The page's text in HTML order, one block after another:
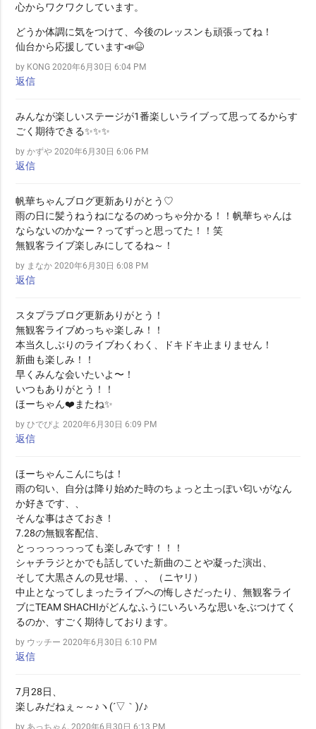
心からワクワクしています。
どうか体調に気をつけて、今後のレッスンも頑張ってね！
仙台から応援しています📣😆
by KONG 2020年6月30日 6:04 PM
返信
みんなが楽しいステージが1番楽しいライブって思ってるからす
ごく期待できる✨✨✨
by かずや 2020年6月30日 6:06 PM
返信
帆華ちゃんブログ更新ありがとう♡
雨の日に髪うねうねになるのめっちゃ分かる！！帆華ちゃんは
ならないのかなー？ってずっと思ってた！！笑
無観客ライブ楽しみにしてるね～！
by まなか 2020年6月30日 6:08 PM
返信
スタプラブログ更新ありがとう！
無観客ライブめっちゃ楽しみ！！
本当久しぶりのライブわくわく、ドキドキ止まりません！
新曲も楽しみ！！
早くみんな会いたいよ〜！
いつもありがとう！！
ほーちゃん❤️またね✨
by ひでぴよ 2020年6月30日 6:09 PM
返信
ほーちゃんこんにちは！
雨の匂い、自分は降り始めた時のちょっと土っぽい匂いがなん
か好きです、、
そんな事はさておき！
7.28の無観客配信、
とっっっっっっても楽しみです！！！
シャチラジとかでも話していた新曲のことや凝った演出、
そして大黒さんの見せ場、、、（ニヤリ）
中止となってしまったライブへの悔しさだったり、無観客ライ
ブにTEAM SHACHIがどんなふうにいろいろな思いをぶつけてく
るのか、すごく期待しております。
by ウッチー 2020年6月30日 6:10 PM
返信
7月28日、
楽しみだねぇ～～♪ヽ(´▽｀)/♪
by あっちゃん 2020年6月30日 6:13 PM